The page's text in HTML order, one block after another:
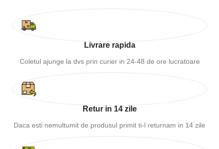
Livrare rapida
Coletul ajunge la dvs prin curier in 24-48 de ore lucratoare
Retur in 14 zile
Daca esti nemultumit de produsul primit ti-l returnam in 14 zile